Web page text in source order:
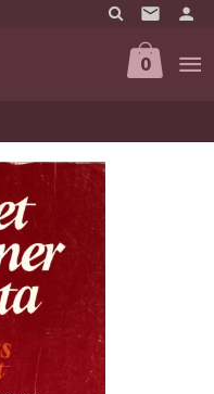
0